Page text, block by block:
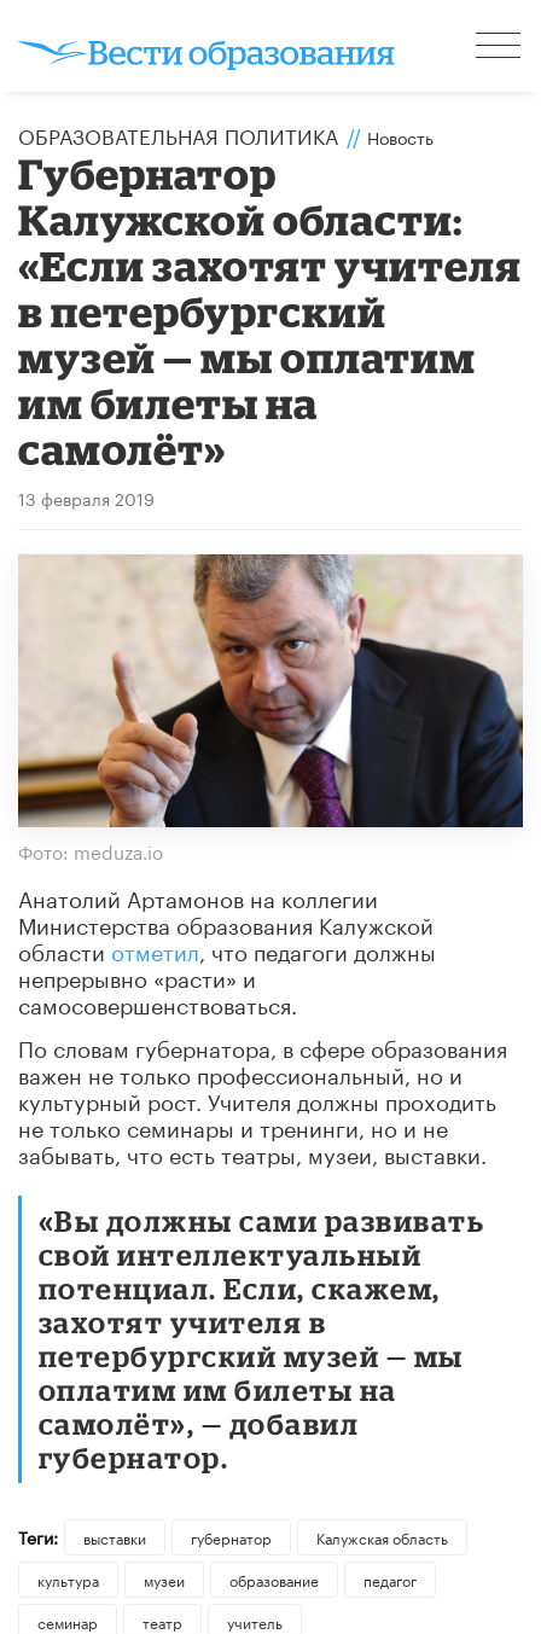
ОБРАЗОВАТЕЛЬНАЯ ПОЛИТИКА // Новость
Губернатор
Калужской области:
«Если захотят учителя
в петербургский
музей — мы оплатим
им билеты на
самолёт»
13 февраля 2019
Фото: meduza.io
Анатолий Артамонов на коллегии
Министерства образования Калужской
области отметил, что педагоги должны
непрерывно «расти» и
самосовершенствоваться.
По словам губернатора, в сфере образования
важен не только профессиональный, но и
культурный рост. Учителя должны проходить
не только семинары и тренинги, но и не
забывать, что есть театры, музеи, выставки.
«Вы должны сами развивать
свой интеллектуальный
потенциал. Если, скажем,
захотят учителя в
петербургский музей — мы
оплатим им билеты на
самолёт», — добавил
губернатор.
Теги: выставки губернатор
Калужская область
культура
музеи образование
педагог
семинар
театр учитель